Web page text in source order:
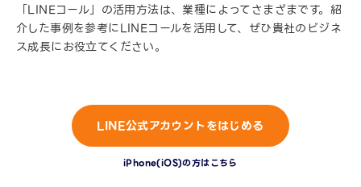
「LINEコール」の活用方法は、業種によってさまざまです。紹
介した事例を参考にLINEコールを活用して、ぜひ貴社のビジネ
ス成長にお役立てください。
LINE公式アカウントをはじめる
iPhone(iOS)の方はこちら